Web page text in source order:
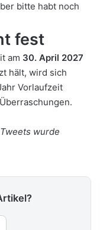
bitte habt noch
fest
am 30. April 2027
hält, wird sich
Vorlaufzeit
wurde